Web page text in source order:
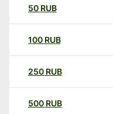
50 RUB
100 RUB
250 RUB
500 RUB